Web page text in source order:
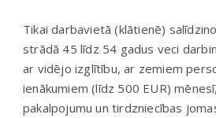
Tikai darbavietā (klātienē)
strādā 45 līdz 54 gadus veci
ar vidējo izglītību, ar zemiem
ienākumiem (līdz 500 EUR)
pakalpojumu un tirdzniecības